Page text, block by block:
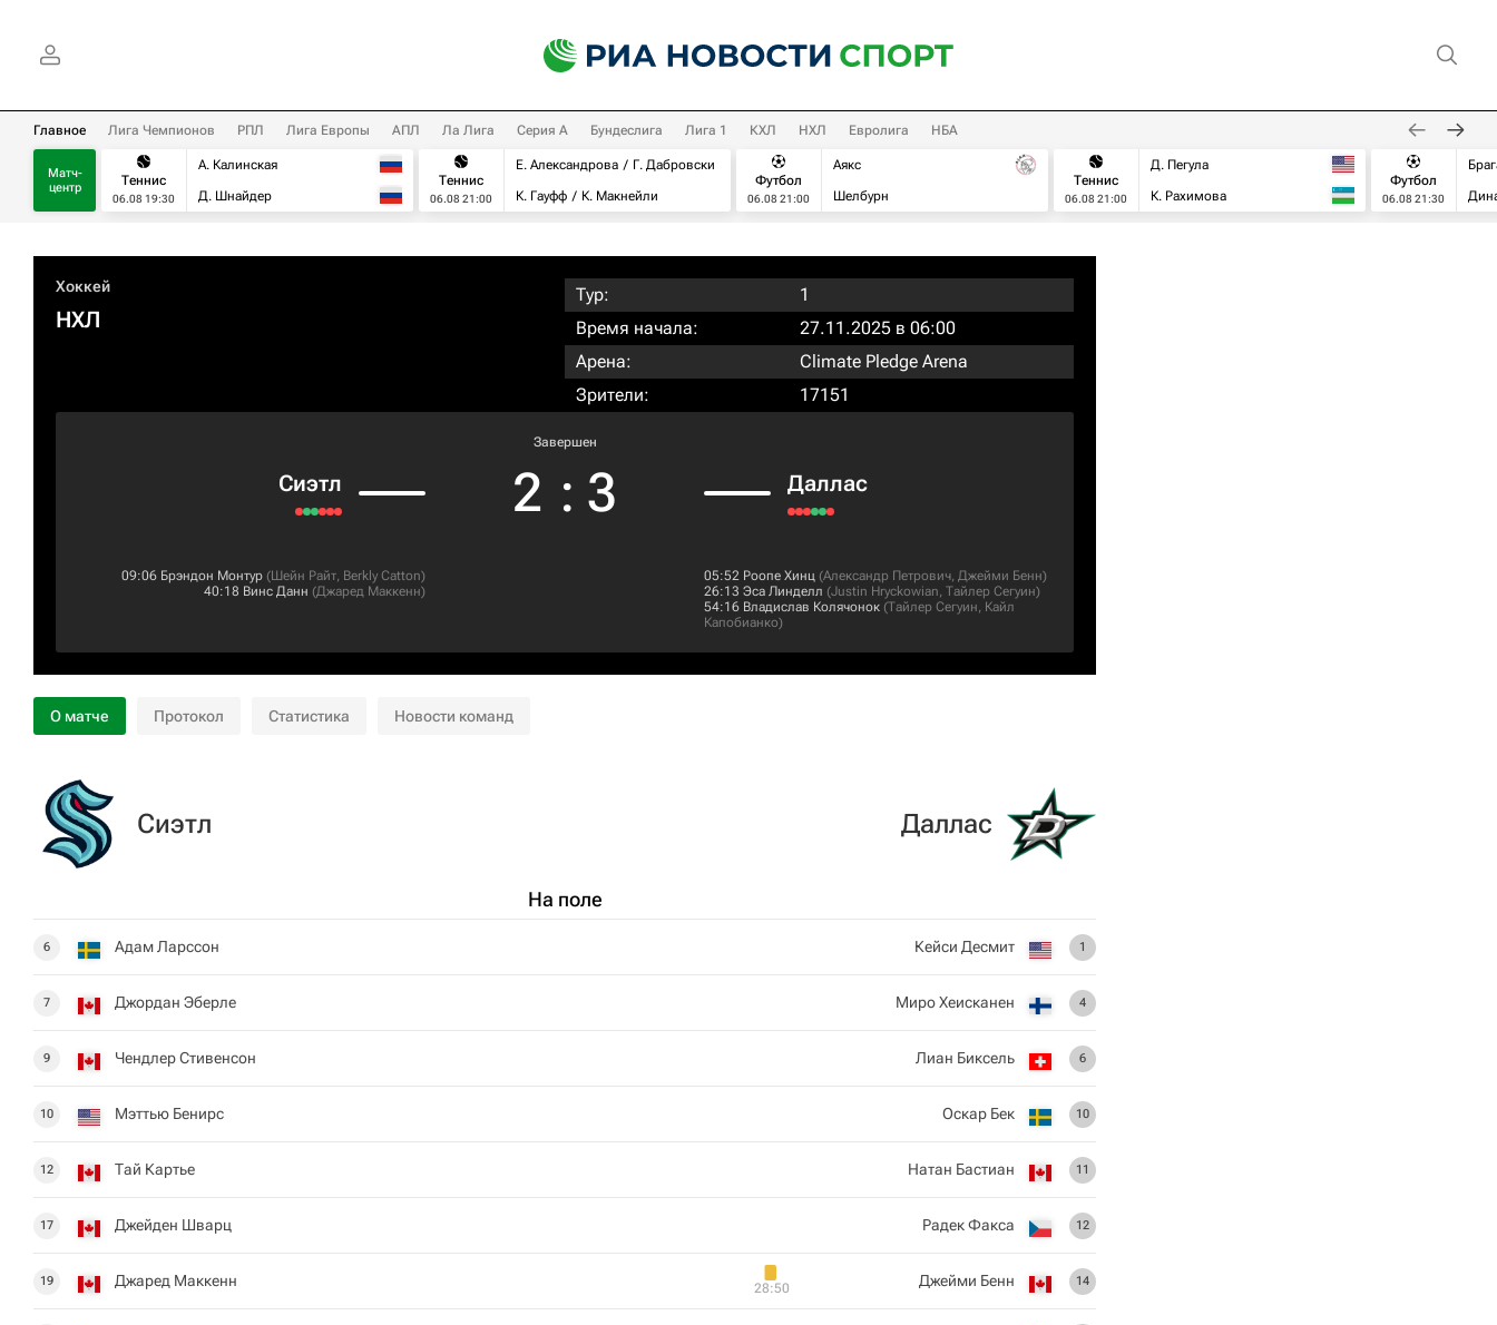
Главное Лига Чемпионов РПЛ Лига Европы АПЛ Ла Лига Серия А Бундеслига Лига 1 КХЛ НХЛ Евролига НБА
Матч-
центр
Теннис
06.08 19:30
А. Калинская
Д. Шнайдер
Теннис
06.08 21:00
Е. Александрова
Г. Дабровски
К. Гауфф
К. Макнейли
Футбол
06.08 21:00
Аякс
Шелбурн
Теннис
06.08 21:00
Д. Пегула
К. Рахимова
Футбол
06.08 21:30
Хоккей
НХЛ
Тур:
1
Время начала:
27.11.2025 в 06:00
Арена:
Climate Pledge Arena
Зрители:
17151
Сиэтл
Завершен
2 : 3 Даллас
09:06 Брэндон Монтур (Шейн Райт, Berkly Catton)
40:18 Винс Данн (Джаред Маккенн)
05:52 Роопе Хинц (Александр Петрович, Джейми Бенн)
26:13 Эса Линделл (Justin Hryckowian, Тайлер Сегуин)
54:16 Владислав Колячонок (Тайлер Сегуин, Кайл
Капобианко)
О матче Протокол Статистика Новости команд
Сиэтл
На поле
6 Адам Ларссон
7 Джордан Эберле
9 Чендлер Стивенсон
10 Мэттью Бенирс
12 Тай Картье
17 Джейден Шварц
19 Джаред Маккенн
Даллас
1
Кейси Десмит
4
Миро Хеисканен
6
Лиан Биксель
10
Оскар Бек
11
Натан Бастиан
12
Радек Факса
14
Джейми Бенн
28:50